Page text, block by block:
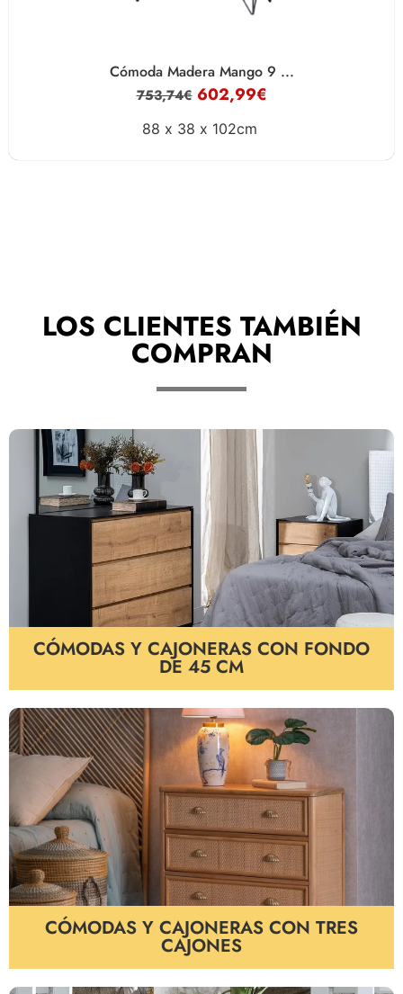
Cómoda Madera Mango 9 ...
753,74€ 602,99€
88 x 38 x 102cm
LOS CLIENTES TAMBIÉN
COMPRAN
CÓMODAS Y CAJONERAS CON FONDO
DE 45 CM
CÓMODAS Y CAJONERAS CON TRES
CAJONES